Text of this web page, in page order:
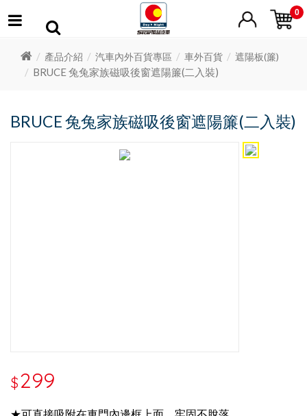
0
產品介紹 汽車內外百貨專區 車外百貨 遮陽板(簾)
BRUCE 兔兔家族磁吸後窗遮陽簾(二入裝)
BRUCE 兔兔家族磁吸後窗遮陽簾(二入裝)
$299